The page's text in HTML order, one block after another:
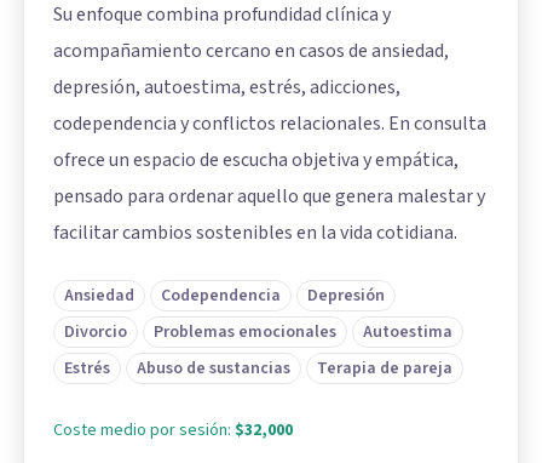
Su enfoque combina profundidad clínica y
acompañamiento cercano en casos de ansiedad,
depresión, autoestima, estrés, adicciones,
codependencia y conflictos relacionales. En consulta
ofrece un espacio de escucha objetiva y empática,
pensado para ordenar aquello que genera malestar y
facilitar cambios sostenibles en la vida cotidiana.
Ansiedad Codependencia
Depresión
Divorcio
Problemas emocionales
Autoestima
Estrés
Abuso de sustancias Terapia de pareja
Coste medio por sesión: $32,000